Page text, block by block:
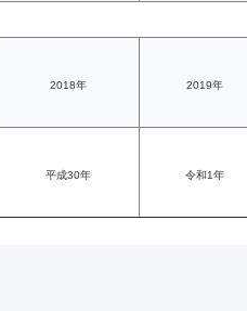
2018年 2019年
平成30年 令和1年